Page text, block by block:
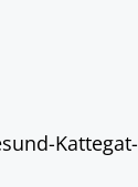
Kattegat-